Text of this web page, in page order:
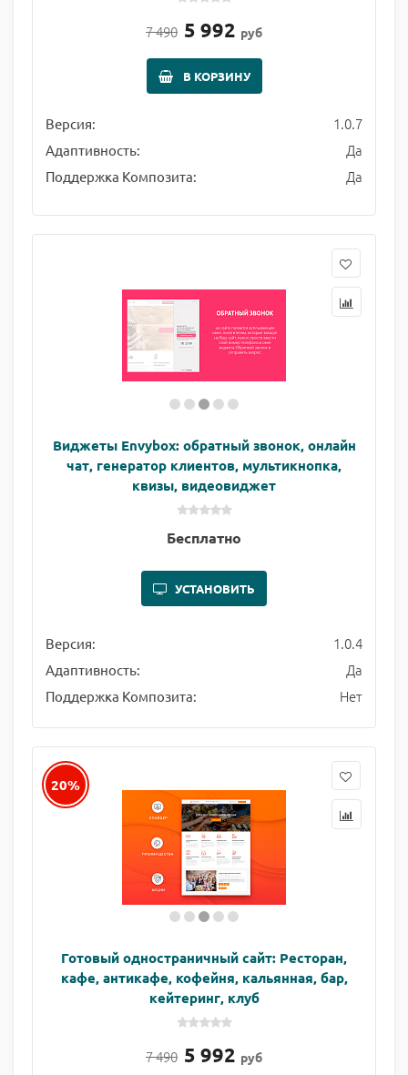
7 490 5 992 руб
В КОРЗИНУ
Версия: 1.0.7
Адаптивность: Да
Поддержка Композита: Да
Виджеты Envybox: обратный звонок, онлайн
чат, генератор клиентов, мультикнопка,
квизы, видеовиджет
Бесплатно
УСТАНОВИТЬ
Версия: 1.0.4
Адаптивность: Да
Поддержка Композита: Нет
20%
Готовый одностраничный сайт: Ресторан,
кафе, антикафе, кофейня, кальянная, бар,
кейтеринг, клуб
7 490 5 992 руб